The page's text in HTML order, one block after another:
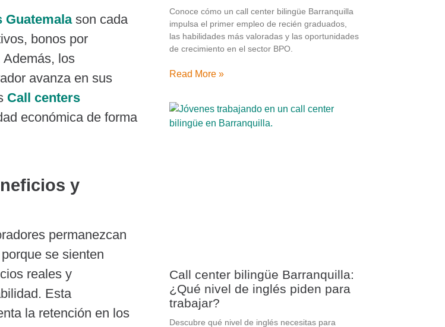
Guatemalason cada
bonos por
los
avanza en sus
Call centers
económica de forma
y
permanezcan
se sienten
reales y
Esta
la retención en los
Conoce cómo un call center bilingüe Barranquilla
impulsa el primer empleo de recién graduados,
las habilidades más valoradas y las oportunidades
de crecimiento en el sector BPO.
Read More »
Call center bilingüe Barranquilla:
¿Qué nivel de inglés piden para
trabajar?
Descubre qué nivel de inglés necesitas para